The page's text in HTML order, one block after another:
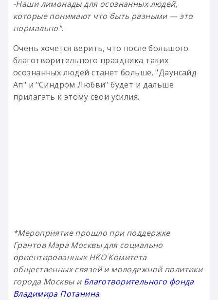
-Наши лимонады для осознанных людей,
которые понимают что быть разными — это
нормально".
Очень хочется верить, что после большого
благотворительного праздника таких
осознанных людей станет больше. "Даунсайд
Ап" и "Синдром Любви" будет и дальше
прилагать к этому свои усилия.
*Мероприятие прошло при поддержке
Грантов Мэра Москвы для социально
ориентированных НКО Комитета
общественных связей и молодежной политики
города Москвы и Благотворительного фонда
Владимира Потанина